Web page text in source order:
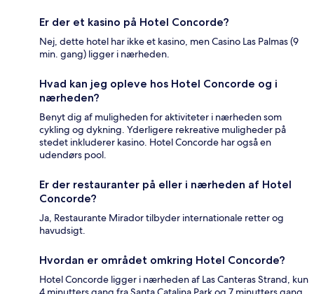
Er der et kasino på Hotel Concorde?
Nej, dette hotel har ikke et kasino, men Casino Las Palmas (9
min. gang) ligger i nærheden.
Hvad kan jeg opleve hos Hotel Concorde og i
nærheden?
Benyt dig af muligheden for aktiviteter i nærheden som
cykling og dykning. Yderligere rekreative muligheder på
stedet inkluderer kasino. Hotel Concorde har også en
udendørs pool.
Er der restauranter på eller i nærheden af Hotel
Concorde?
Ja, Restaurante Mirador tilbyder internationale retter og
havudsigt.
Hvordan er området omkring Hotel Concorde?
Hotel Concorde ligger i nærheden af Las Canteras Strand, kun